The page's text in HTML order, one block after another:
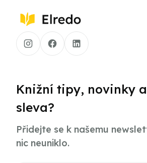
Knižní tipy, novinky
sleva?
Přidejte se k našemu
nic neuniklo.